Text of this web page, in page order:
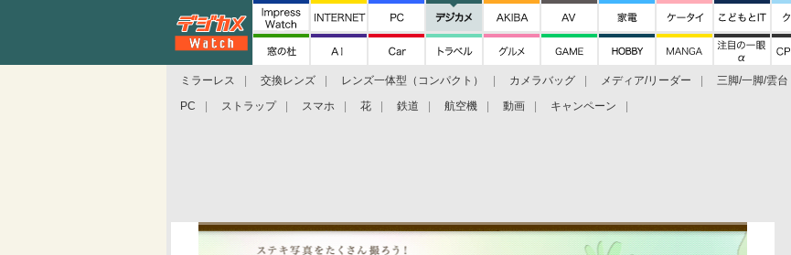
ミラーレス 交換レンズ レンズ一体型（コンパクト） カメラバッグ メディア/リーダー 三脚/一脚/雲台
PC
ストラップ スマホ 花 鉄道 航空機 動画 キャンペーン